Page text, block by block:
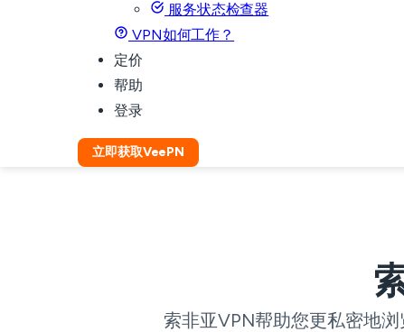
服务状态检查器
VPN如何工作？
定价
帮助
登录
立即获取VeePN
索非亚VPN帮助您更私密地